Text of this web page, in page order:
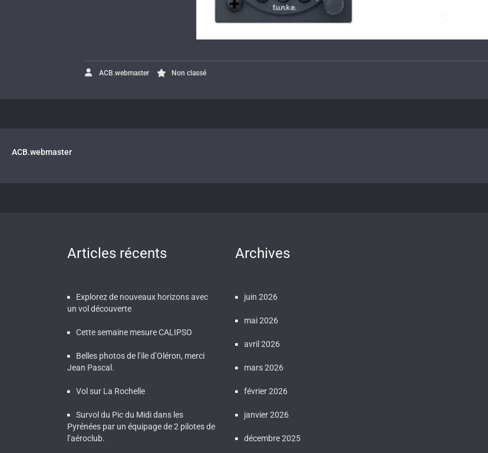
ACB.webmaster Non classé
ACB.webmaster
Articles récents
Explorez de nouveaux horizons avec
un vol découverte
Cette semaine mesure CALIPSO
Belles photos de l’ile d’Oléron, merci
Jean Pascal.
Vol sur La Rochelle
Survol du Pic du Midi dans les
Pyrénées par un équipage de 2 pilotes de
l’aéroclub.
Archives
juin 2026
mai 2026
avril 2026
mars 2026
février 2026
janvier 2026
décembre 2025